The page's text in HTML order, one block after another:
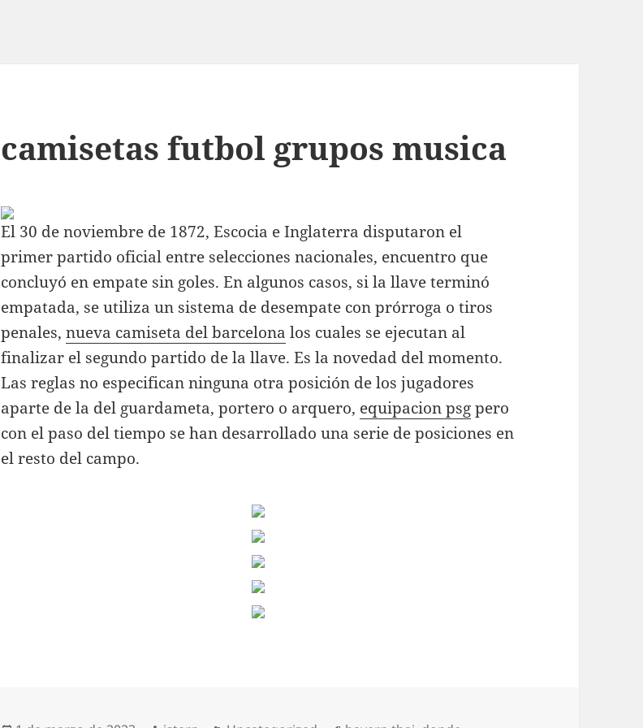
camisetas futbol grupos musica
El 30 de noviembre de 1872, Escocia e Inglaterra disputaron el
primer partido oficial entre selecciones nacionales, encuentro que
concluyó en empate sin goles. En algunos casos, si la llave terminó
empatada, se utiliza un sistema de desempate con prórroga o tiros
penales,nueva camiseta del barcelona los cuales se ejecutan al
finalizar el segundo partido de la llave. Es la novedad del momento.
Las reglas no especifican ninguna otra posición de los jugadores
aparte de la del guardameta, portero o arquero, equipacion psgpero
con el paso del tiempo se han desarrollado una serie de posiciones en
el resto del campo.